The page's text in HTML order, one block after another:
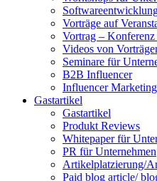
Vorträge auf
Vortrag –
Videos von
Seminare für
B2B Influencer
Influencer Marketing
Gastartikel
Gastartikel
Produkt Reviews
Whitepaper für
PR für Unternehmen
Artikelplatzierung/
Paid blog article/